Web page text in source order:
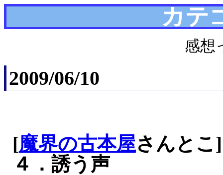
カテ
感想
2009/06/10
[魔界の古本屋さんと
４．誘う声